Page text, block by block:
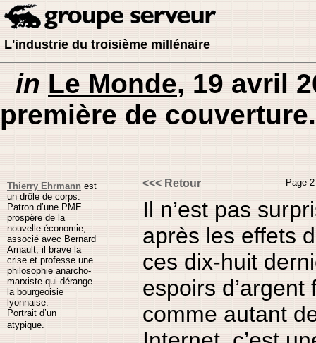
L'industrie du troisième millénaire
in Le Monde, 19 avril
première de couverture.
Thierry Ehrmann est
un drôle de corps.
Patron d’une PME
prospère de la
nouvelle économie,
associé avec Bernard
Arnault, il brave la
crise et professe une
philosophie anarcho-
marxiste qui dérange
la bourgeoisie
lyonnaise.
Portrait d’un
atypique.
<<< Retour Page
Il n’est pas
après les effets
ces dix-huit
espoirs d’argent
comme autant